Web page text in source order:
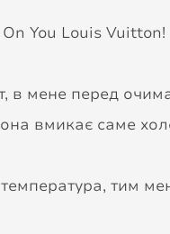
You Louis Vuitton!
в мене перед
вмикає саме
тим